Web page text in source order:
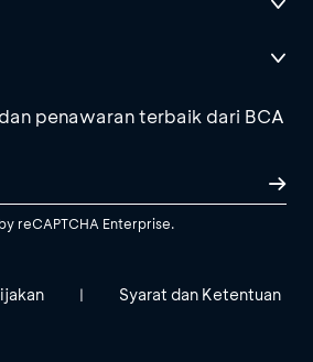
penawaran terbaik dari BCA
reCAPTCHA Enterprise.
| Syarat dan Ketentuan